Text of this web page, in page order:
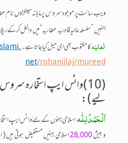
ویب سائٹ پر موجود سروس پرماہانہ سینکڑوں
جنہیں ” سلسلہ عالیہ قادریہ عطاریہ “ میں داخل کرکے
الْعَالِیَہکا مکتوب بھی ای میل کیا جاتا ہے۔
net/rohaniilaj/mureed
(10)واٹس ایپ استخارہ
لیے) :
اَلْحَمْدُلِلّٰہاسلامی بہنوں کے لئے واٹس ایپ
و بیش28,000اسلامی بہنیں مستفیض ہوتی